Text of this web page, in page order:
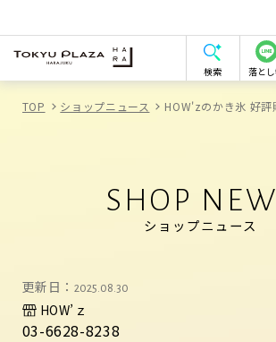
検索 落と
TOP ショップニュース HOW'zのかき氷 好評
SHOP
ショップニュース
更新日： 2025.08.30
HOW’ｚ
03-6628-8238